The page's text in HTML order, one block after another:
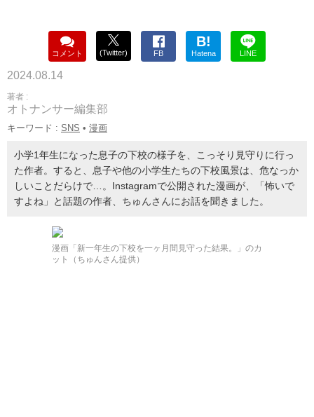
コメント (Twitter) FB
B!
Hatena LINE
2024.08.14
著者 :
オトナンサー編集部
キーワード : SNS • 漫画
小学1年生になった息子の下校の様子を、こっそり見守りに行っ
た作者。すると、息子や他の小学生たちの下校風景は、危なっか
しいことだらけで…。Instagramで公開された漫画が、「怖いで
すよね」と話題の作者、ちゅんさんにお話を聞きました。
漫画「新一年生の下校を一ヶ月間見守った結果。」のカ
ット（ちゅんさん提供）